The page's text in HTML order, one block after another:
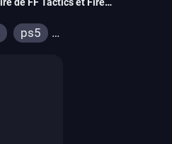
de FF Tactics et Fire
ps5